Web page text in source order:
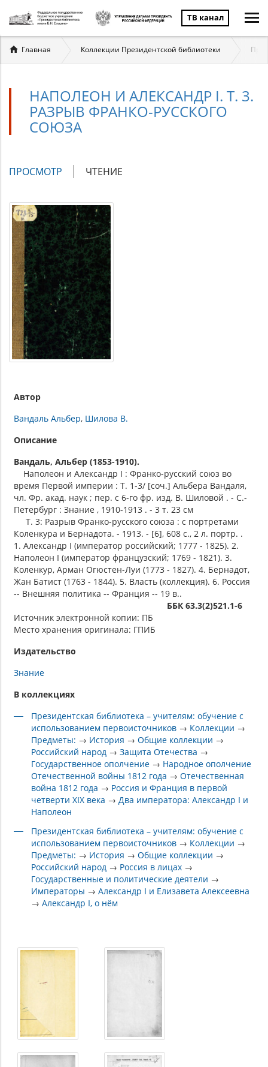
ТВ канал
Вы
здесь
Главная Коллекции Президентской библиотеки
НАПОЛЕОН И АЛЕКСАНДР I. Т. 3.
РАЗРЫВ ФРАНКО-РУССКОГО
СОЮЗА
Главные
ПРОСМОТР (АКТИВНАЯ
ЧТЕНИЕ
Автор
Вандаль Альбер Шилова В.
Описание
Вандаль, Альбер (1853-1910).
Наполеон и Александр I : Франко-русский союз во
время Первой империи : Т. 1-3/ [соч.] Альбера Вандаля,
чл. Фр. акад. наук ; пер. с 6-го фр. изд. В. Шиловой . - С.-
Петербург : Знание , 1910-1913 . - 3 т. 23 см
Т. 3: Разрыв Франко-русского союза : с портретами
Коленкура и Бернадота. - 1913. - [6], 608 с., 2 л. портр. .
1. Александр I (император российский; 1777 - 1825). 2.
Наполеон I (император французский; 1769 - 1821). 3.
Коленкур, Арман Огюстен-Луи (1773 - 1827). 4. Бернадот,
Жан Батист (1763 - 1844). 5. Власть (коллекция). 6. Россия
-- Внешняя политика -- Франция -- 19 в..
ББК 63.3(2)521.1-6
Источник электронной копии: ПБ
Место хранения оригинала: ГПИБ
Издательство
Знание
В коллекциях
Президентская библиотека – учителям: обучение с
использованием первоисточников → Коллекции →
Предметы: → История →Общие коллекции →
Российский народ →Защита Отечества →
Государственное ополчение → Народное ополчение
Отечественной войны 1812 года →Отечественная
война 1812 года → Россия и Франция в первой
четверти XIX века →Два императора: Александр I и
Наполеон
Президентская библиотека – учителям: обучение с
использованием первоисточников → Коллекции →
Предметы: → История →Общие коллекции →
Российский народ → Россия в лицах →
Государственные и политические деятели →
Императоры →Александр I и Елизавета Алексеевна
→Александр I, о нём